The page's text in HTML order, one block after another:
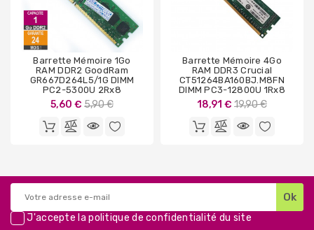
Barrette Mémoire 1Go
RAM DDR2 GoodRam
GR667D264L5/1G DIMM
PC2-5300U 2Rx8
5,60 € Prix
base
5,90 €
Barrette Mémoire 4Go
RAM DDR3 Crucial
CT51264BA160BJ.M8FN
DIMM PC3-12800U 1Rx8
18,91 € Prix
base
19,90 €
J'accepte lapolitique de confidentialité du site